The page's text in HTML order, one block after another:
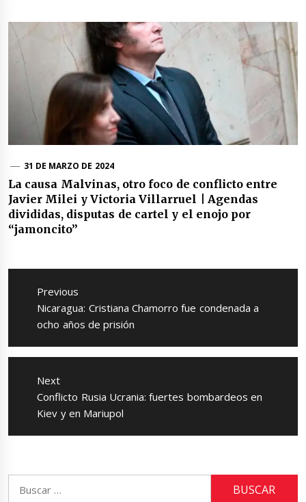
31 DE MARZO DE 2024
La causa Malvinas, otro foco de conflicto entre
Javier Milei y Victoria Villarruel | Agendas
divididas, disputas de cartel y el enojo por
“jamoncito”
Navegación
entradas
Previous
Previous
post:
Nicaragua: Cristiana Chamorro fue condenada a
ocho años de prisión
Next
Next
post:
Conflicto Rusia Ucrania: fuertes bombardeos en
Kiev y en Mariupol